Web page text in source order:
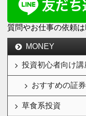
質問やお仕事の依頼
MONEY
投資初心者向け講
おすすめの証
草食系投資